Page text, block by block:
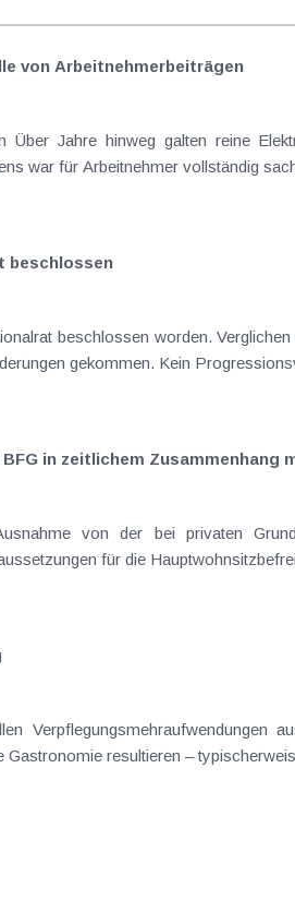
von Arbeitnehmer​­beiträgen
war für Arbeitnehmer vollständig
beschlossen
beschlossen worden.
aus dem Juli 2026 ) ist es dabei vereinzelt noch
in zeitlichem Zusammenhang
für die
resultieren –